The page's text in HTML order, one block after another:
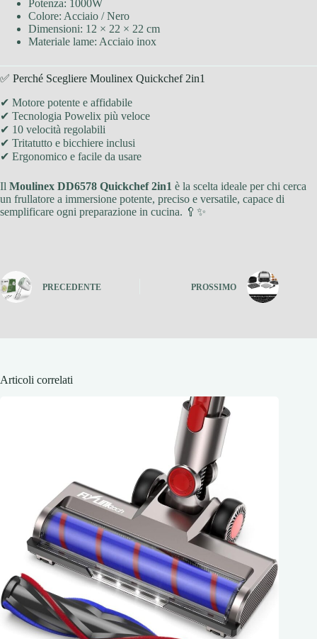
Potenza: 1000W
Colore: Acciaio / Nero
Dimensioni: 12 × 22 × 22 cm
Materiale lame: Acciaio inox
✅ Perché Scegliere Moulinex Quickchef 2in1
✔ Motore potente e affidabile
✔ Tecnologia Powelix più veloce
✔ 10 velocità regolabili
✔ Tritatutto e bicchiere inclusi
✔ Ergonomico e facile da usare
Il Moulinex DD6578 Quickchef 2in1 è la scelta ideale per chi cerca
un frullatore a immersione potente, preciso e versatile, capace di
semplificare ogni preparazione in cucina. 🥄✨
PRECEDENTE PROSSIMO
Articoli correlati